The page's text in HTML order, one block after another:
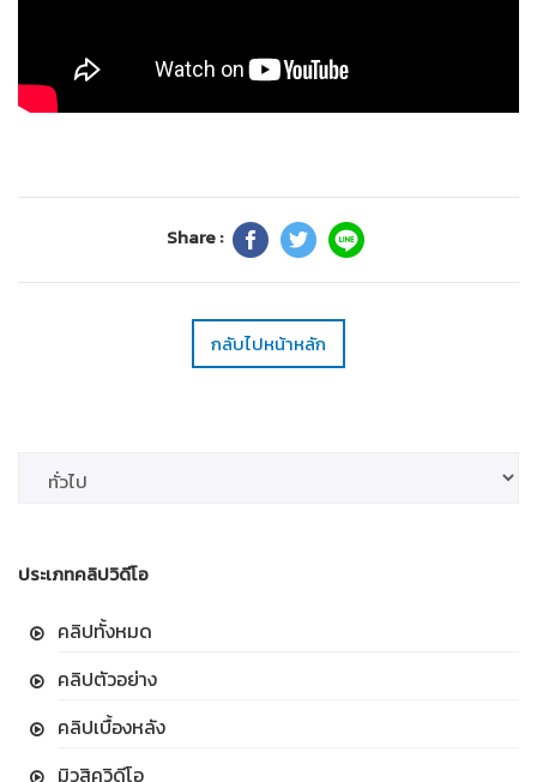
Share :
กลับไปหน้าหลัก
ประเภทคลิปวิดีโอ
คลิปทั้งหมด
คลิปตัวอย่าง
คลิปเบื้องหลัง
มิวสิควิดีโอ